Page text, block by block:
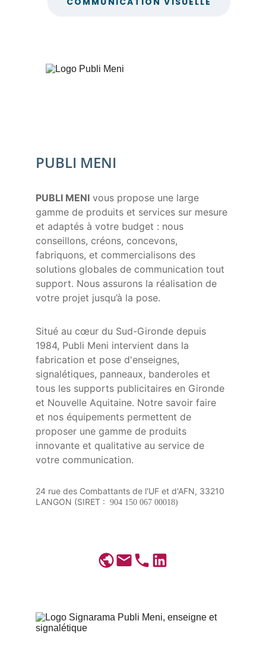
PUBLI MENI
PUBLI MENI vous propose une large
gamme de produits et services sur mesure
et adaptés à votre budget : nous
conseillons, créons, concevons,
fabriquons, et commercialisons des
solutions globales de communication tout
support. Nous assurons la réalisation de
votre projet jusqu’à la pose.
Situé au cœur du Sud-Gironde depuis
1984, Publi Meni intervient dans la
fabrication et pose d'enseignes,
signalétiques, panneaux, banderoles et
tous les supports publicitaires en Gironde
et Nouvelle Aquitaine. Notre savoir faire
et nos équipements permettent de
proposer une gamme de produits
innovante et qualitative au service de
votre communication.
24 rue des Combattants de l'UF et d'AFN, 33210
LANGON (SIRET : 904 150 067 00018)